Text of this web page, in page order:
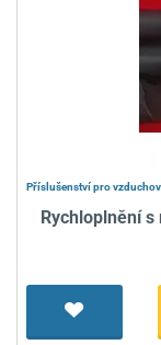
Příslušenství pro
Rychloplnění